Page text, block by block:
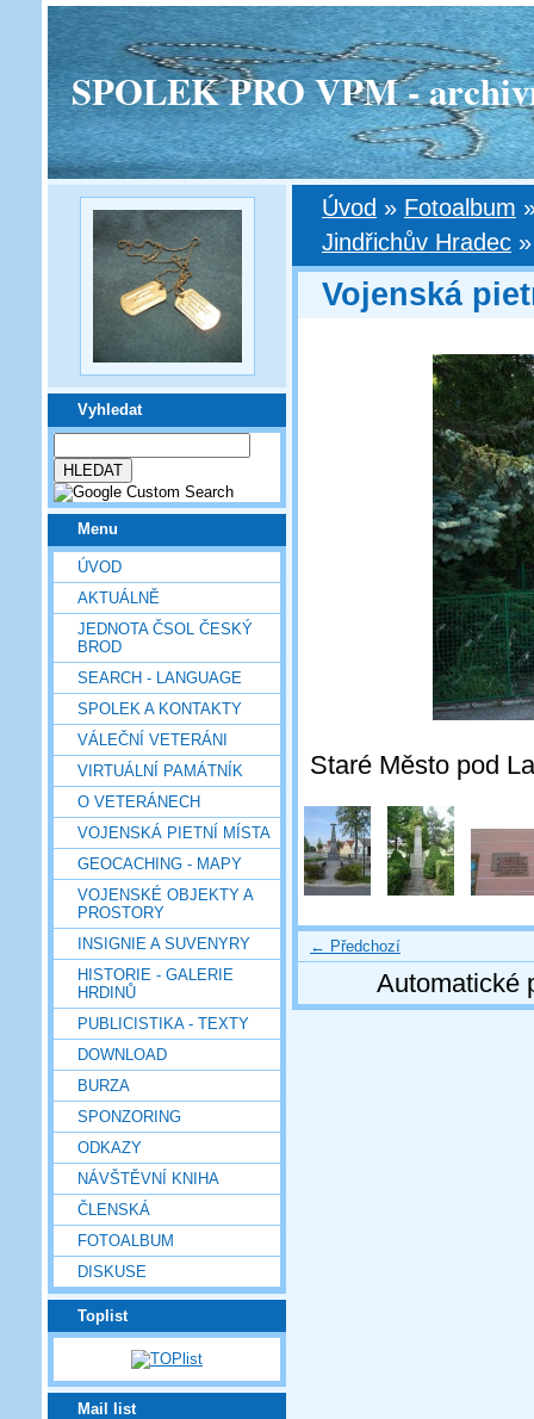
SPOLEK PRO VPM -
Vyhledat
Menu
ÚVOD
AKTUÁLNĚ
JEDNOTA ČSOL ČESKÝ
BROD
SEARCH - LANGUAGE
SPOLEK A KONTAKTY
VÁLEČNÍ VETERÁNI
VIRTUÁLNÍ PAMÁTNÍK
O VETERÁNECH
VOJENSKÁ PIETNÍ MÍSTA
GEOCACHING - MAPY
VOJENSKÉ OBJEKTY A
PROSTORY
INSIGNIE A SUVENYRY
HISTORIE - GALERIE
HRDINŮ
PUBLICISTIKA - TEXTY
DOWNLOAD
BURZA
SPONZORING
ODKAZY
NÁVŠTĚVNÍ KNIHA
ČLENSKÁ
FOTOALBUM
DISKUSE
Toplist
Mail list
Úvod » Fotoalbum
Jindřichův Hradec
Vojenská
Staré Město pod
← Předchozí
Automatické